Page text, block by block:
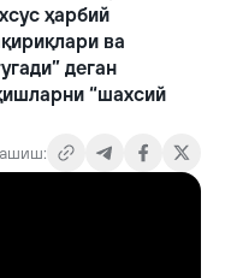
ҳарбий
ва
деган
“шахсий